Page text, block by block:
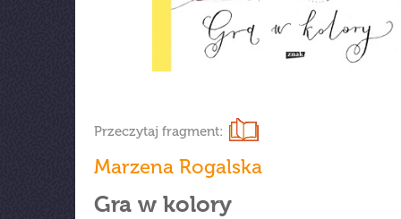
Przeczytaj fragment:
Marzena Rogalska
Gra w kolory